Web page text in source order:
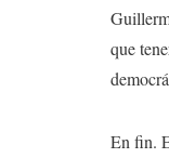
que
En fin.